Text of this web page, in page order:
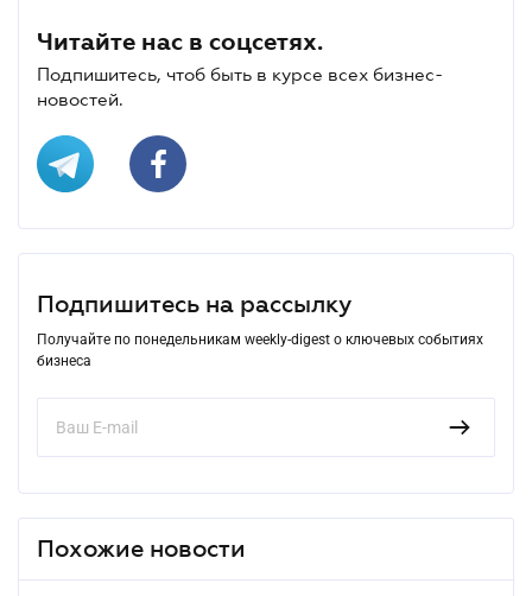
Читайте нас в соцсетях.
Подпишитесь, чтоб быть в курсе всех бизнес-
новостей.
Подпишитесь на рассылку
Получайте по понедельникам weekly-digest о ключевых событиях
бизнеса
Похожие новости